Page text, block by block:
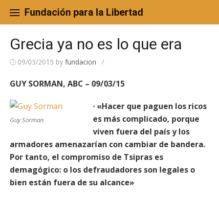
content
Fundación para la Libertad
Grecia ya no es lo que era
09/03/2015 by fundacion /
GUY SORMAN, ABC – 09/03/15
Guy Sorman
· «Hacer que paguen los ricos
es más complicado, porque
viven fuera del país y los
armadores amenazarían con cambiar de bandera.
Por tanto, el compromiso de Tsipras es
demagógico: o los defraudadores son legales o
bien están fuera de su alcance»